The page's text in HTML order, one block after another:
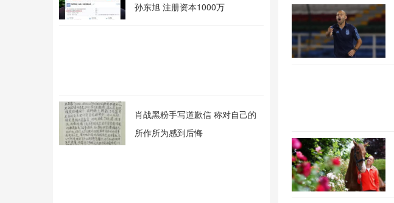
孙东旭 注册资本1000万
肖战黑粉手写道歉信 称对自己的
所作所为感到后悔